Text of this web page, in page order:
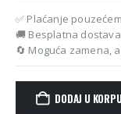
✅ Plaćanje
🚚 Besplatna
🔄 Moguća zamena,
DODAJ U KORPU
Alternative: